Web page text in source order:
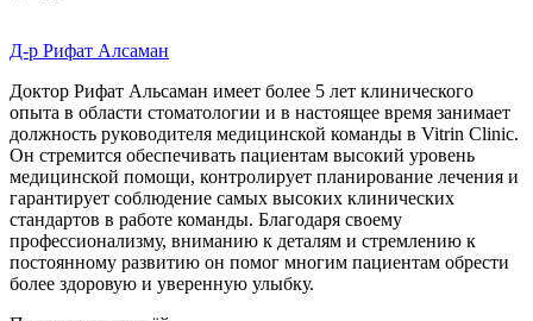
Д-р Рифат Алсаман
Доктор Рифат Альсаман имеет более 5 лет клинического
опыта в области стоматологии и в настоящее время занимает
должность руководителя медицинской команды в Vitrin Clinic.
Он стремится обеспечивать пациентам высокий уровень
медицинской помощи, контролирует планирование лечения и
гарантирует соблюдение самых высоких клинических
стандартов в работе команды. Благодаря своему
профессионализму, вниманию к деталям и стремлению к
постоянному развитию он помог многим пациентам обрести
более здоровую и уверенную улыбку.